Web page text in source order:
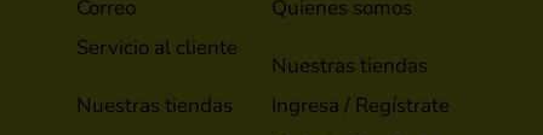
Correo
Servicio al cliente
Nuestras tiendas
Quienes somos
Nuestras tiendas
Ingresa / Regístrate